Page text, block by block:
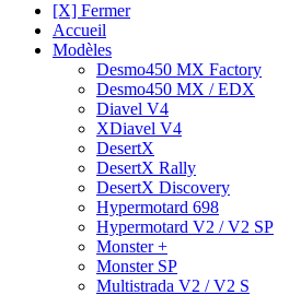
[X] Fermer
Accueil
Modèles
Desmo450 MX Factory
Desmo450 MX / EDX
Diavel V4
XDiavel V4
DesertX
DesertX Rally
DesertX Discovery
Hypermotard 698
Hypermotard V2 / V2 SP
Monster +
Monster SP
Multistrada V2 / V2 S